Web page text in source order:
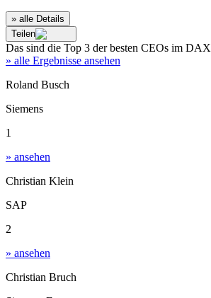
» alle Details
Teilen
Das sind die Top 3 der besten CEOs im DAX
» alle Ergebnisse ansehen
Roland Busch
Siemens
1
» ansehen
Christian Klein
SAP
2
» ansehen
Christian Bruch